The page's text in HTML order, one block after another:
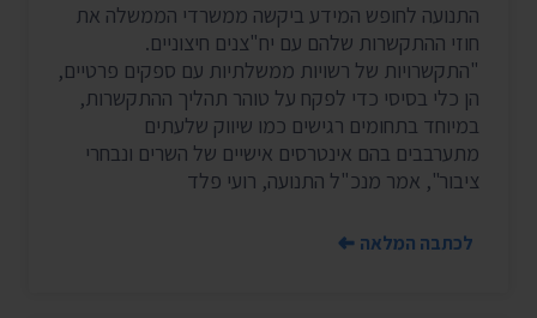
התנועה לחופש המידע ביקשה ממשרדי הממשלה את
חוזי ההתקשרות שלהם עם יח"צנים חיצוניים.
"התקשרויות של רשויות ממשלתיות עם ספקים פרטיים,
הן כלי בסיסי כדי לפקח על טוהר תהליך ההתקשרות,
במיוחד בתחומים רגישים כמו שיווק שלעתים
מתערבבים בהם אינטרסים אישיים של השרים ונבחרי
ציבור", אמר מנכ"ל התנועה, רועי פלד
לכתבה המלאה